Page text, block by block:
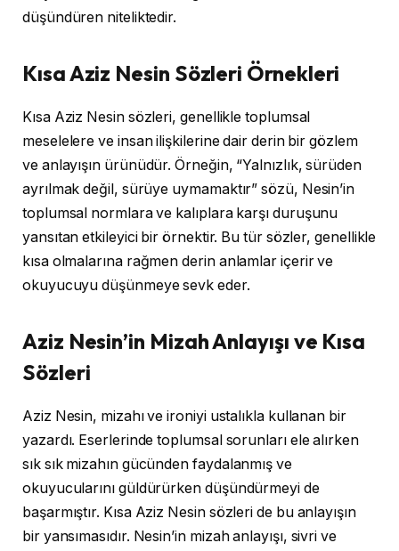
düşündüren niteliktedir.
Kısa Aziz Nesin Sözleri Örnekleri
Kısa Aziz Nesin sözleri, genellikle toplumsal
meselelere ve insan ilişkilerine dair derin bir gözlem
ve anlayışın ürünüdür. Örneğin, “Yalnızlık, sürüden
ayrılmak değil, sürüye uymamaktır” sözü, Nesin’in
toplumsal normlara ve kalıplara karşı duruşunu
yansıtan etkileyici bir örnektir. Bu tür sözler, genellikle
kısa olmalarına rağmen derin anlamlar içerir ve
okuyucuyu düşünmeye sevk eder.
Aziz Nesin’in Mizah Anlayışı ve Kısa
Sözleri
Aziz Nesin, mizahı ve ironiyi ustalıkla kullanan bir
yazardı. Eserlerinde toplumsal sorunları ele alırken
sık sık mizahın gücünden faydalanmış ve
okuyucularını güldürürken düşündürmeyi de
başarmıştır. Kısa Aziz Nesin sözleri de bu anlayışın
bir yansımasıdır. Nesin’in mizah anlayışı, sivri ve